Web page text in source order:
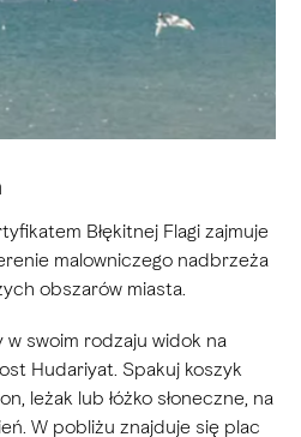
Błękitnej Flagi zajmuje
malowniczego nadbrzeża
obszarów miasta.
w swoim rodzaju widok na
Hudariyat. Spakuj koszyk
leżak lub łóżko słoneczne, na
W pobliżu znajduje się plac